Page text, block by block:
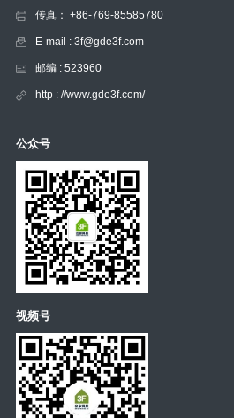
传真： +86-769-85585780
E-mail : 3f@gde3f.com
邮编 : 523960
http : //www.gde3f.com/
公众号
视频号